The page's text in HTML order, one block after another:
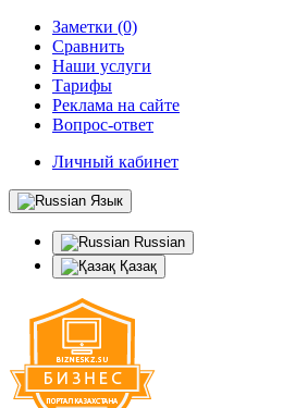
Заметки (0)
Сравнить
Наши услуги
Тарифы
Реклама на сайте
Вопрос-ответ
Личный кабинет
Язык
Russian
Қазақ